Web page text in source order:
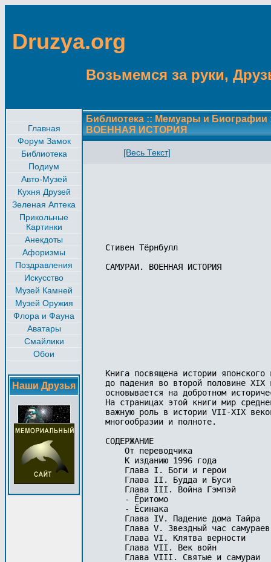
Druzya.org
Возьмемся за руки,
Главная
Форум Замок
Библиотека
Подиум
Авто-Музей
Кухня Друзей
Зеленая Аптека
Прикольные
Картинки
Анекдоты
Афоризмы
Поздравления
Искусство
Музей Камней
Музей Оружия
Флора и Фауна
Аватары
Смайлики
Обои
Наши Друзья
Библиотека :: Мемуары и Биографии
ВОЕННАЯ ИСТОРИЯ
[Весь Текст]
Стивен Тёрнбулл
САМУРАИ. ВОЕННАЯ ИСТОРИЯ
Книга посвящена истории
до падения во второй половине
основывается на добротном
На страницах этой книги мир
важную роль в истории VII-XIX
многообразии и полноте.
СОДЕРЖАНИЕ
    От переводчика
    К изданию 1996 года
    Глава I. Боги и герои
    Глава II. Будда и Буси
    Глава III. Война Гэмпэй
    - Ёритомо
    - Ёсинака
    Глава IV. Падение дома Тайра
Глава V. Звездный час
    Глава VI. Клятва верности
    Глава VII. Век войн
    Глава VIII. Святые и самураи